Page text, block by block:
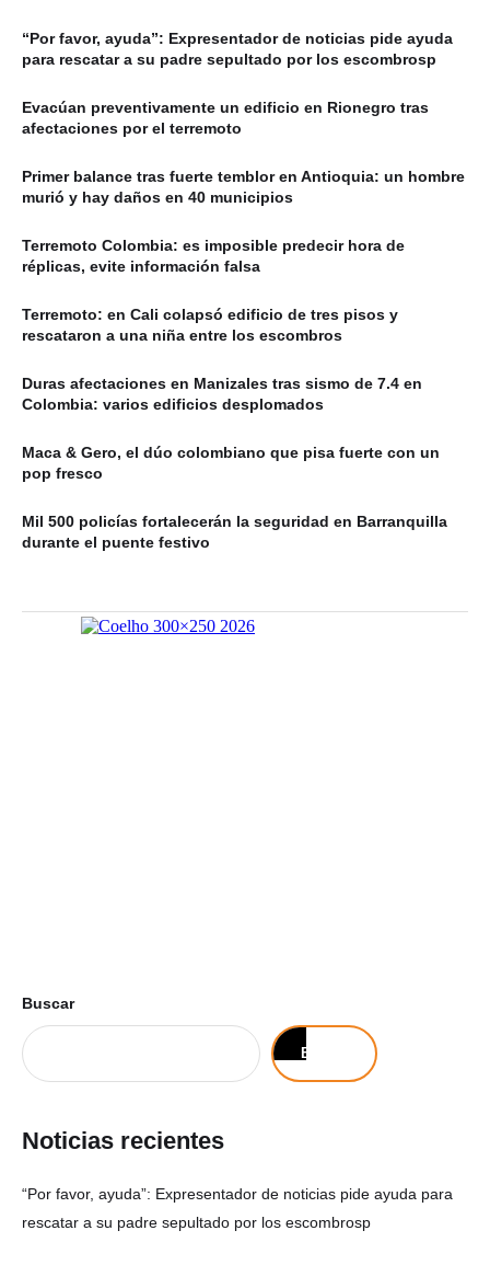
“Por favor, ayuda”: Expresentador de noticias pide ayuda
para rescatar a su padre sepultado por los escombrosp
Evacúan preventivamente un edificio en Rionegro tras
afectaciones por el terremoto
Primer balance tras fuerte temblor en Antioquia: un hombre
murió y hay daños en 40 municipios
Terremoto Colombia: es imposible predecir hora de
réplicas, evite información falsa
Terremoto: en Cali colapsó edificio de tres pisos y
rescataron a una niña entre los escombros
Duras afectaciones en Manizales tras sismo de 7.4 en
Colombia: varios edificios desplomados
Maca & Gero, el dúo colombiano que pisa fuerte con un
pop fresco
Mil 500 policías fortalecerán la seguridad en Barranquilla
durante el puente festivo
Buscar
Buscar
Noticias recientes
“Por favor, ayuda”: Expresentador de noticias pide ayuda para
rescatar a su padre sepultado por los escombrosp